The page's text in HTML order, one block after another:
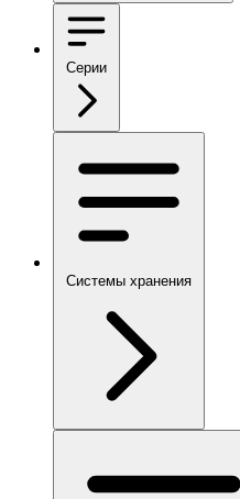
Серии
Системы хранения